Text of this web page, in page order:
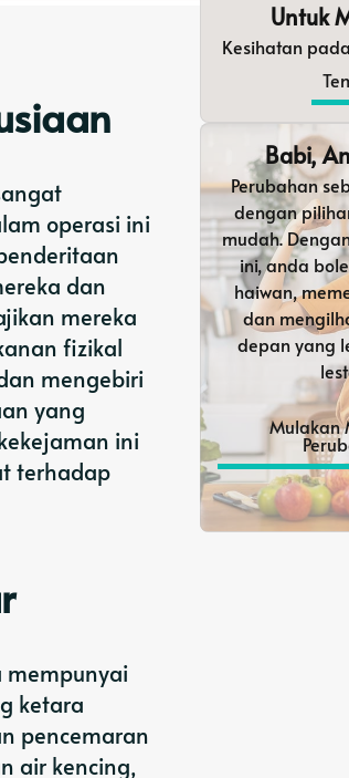
operasi ini
dan
mereka
fizikal
mengebiri
yang
ini
terhadap
ketara
pencemaran
air kencing,
Untuk
Kesihatan
Babi,
Perubahan
dengan
mudah.
ini, anda
haiwan,
dan
depan yang
Mulakan